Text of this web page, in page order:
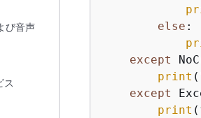
び音声
ス
else :
except
print (
except
print (